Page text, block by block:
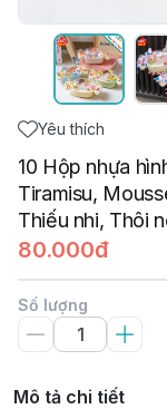
Yêu thích
10 Hộp nhựa
Tiramisu,
Thiếu nhi, Thôi
80.000đ
Số lượng
Mô tả chi tiết